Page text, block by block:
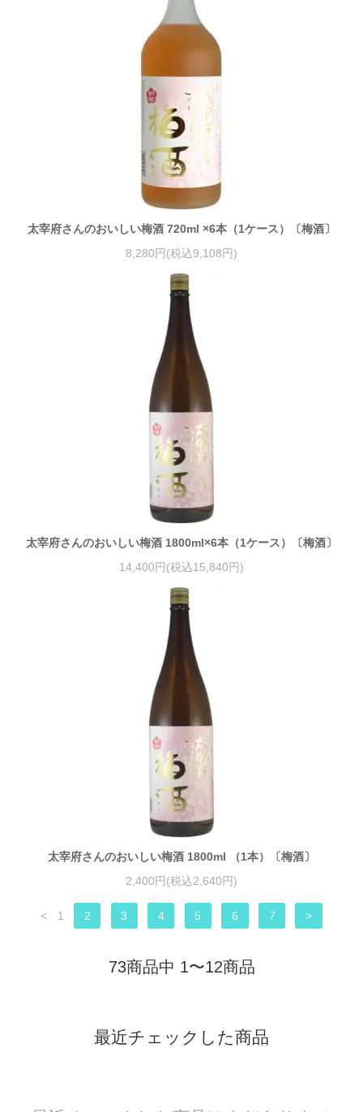
太宰府さんのおいしい梅酒 720ml ×6本（1ケース）〔梅酒〕
8,280円(税込9,108円)
太宰府さんのおいしい梅酒 1800ml×6本（1ケース）〔梅酒〕
14,400円(税込15,840円)
太宰府さんのおいしい梅酒 1800ml （1本）〔梅酒〕
2,400円(税込2,640円)
< 1 2 3 4 5 6 7 >
73商品中 1〜12商品
最近チェックした商品